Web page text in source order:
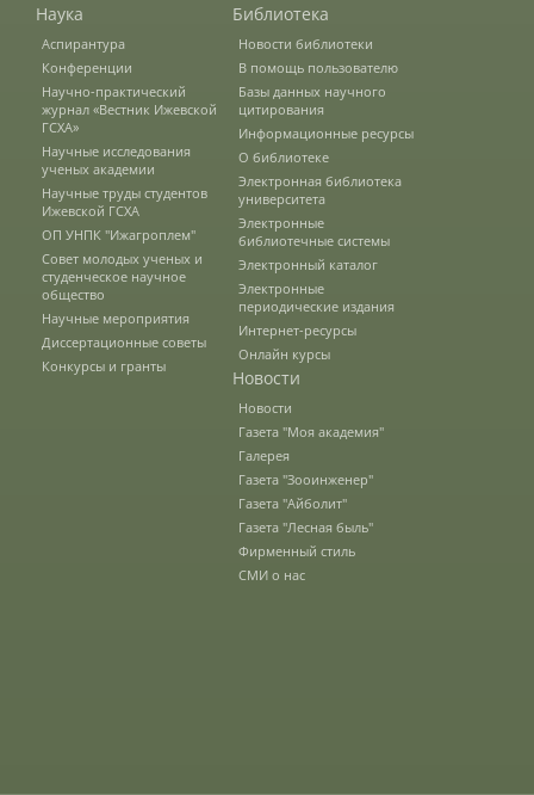
Общежития
Среднее профессиональное
образование
Высшее на базе СПО, второе высшее
Подготовка к ЕГЭ и ОГЭ
День открытых дверей
Иностранным гражданам
Наука
Аспирантура
Конференции
Научно-практический
журнал «Вестник Ижевской
ГСХА»
Научные исследования
ученых академии
Научные труды студентов
Ижевской ГСХА
ОП УНПК "Ижагроплем"
Совет молодых ученых и
студенческое научное
общество
Научные мероприятия
Диссертационные советы
Конкурсы и гранты
Библиотека
Новости библиотеки
В помощь пользователю
Базы данных научного
цитирования
Информационные ресурсы
О библиотеке
Электронная библиотека
университета
Электронные
библиотечные системы
Электронный каталог
Электронные
периодические издания
Интернет-ресурсы
Онлайн курсы
Новости
Новости
Газета "Моя академия"
Галерея
Газета "Зооинженер"
Газета "Айболит"
Газета "Лесная быль"
Фирменный стиль
СМИ о нас